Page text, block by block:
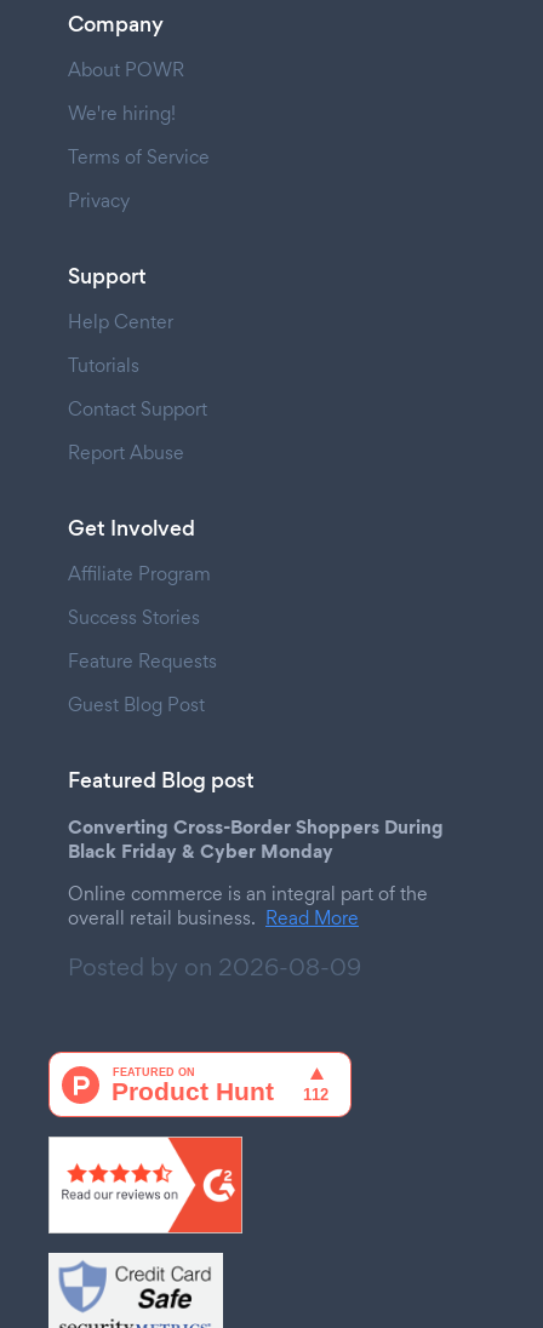
Company
About POWR
We're hiring!
Terms of Service
Privacy
Support
Help Center
Tutorials
Contact Support
Report Abuse
Get Involved
Affiliate Program
Success Stories
Feature Requests
Guest Blog Post
Featured Blog post
Converting Cross-Border Shoppers During
Black Friday & Cyber Monday
Online commerce is an integral part of the
overall retail business. Read More
Posted by on 2026-08-09